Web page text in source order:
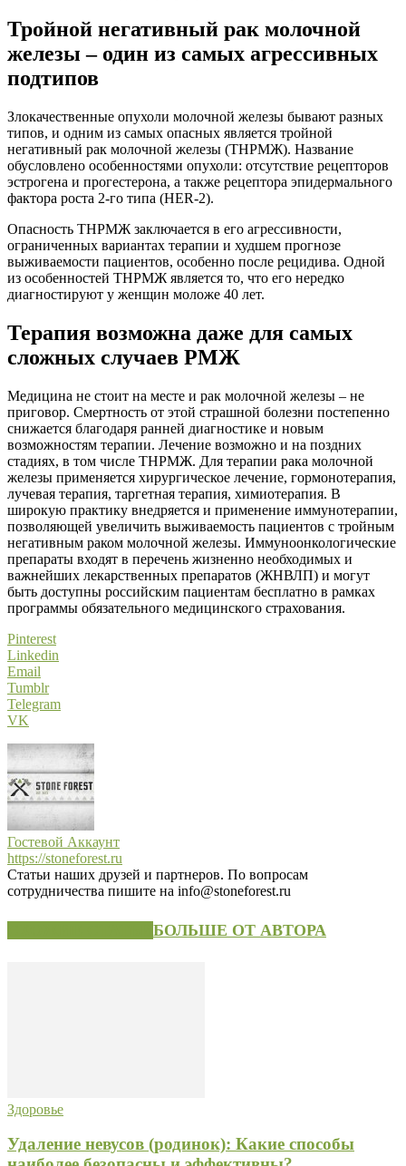
Тройной негативный рак молочной
железы – один из самых агрессивных
подтипов
Злокачественные опухоли молочной железы бывают разных
типов, и одним из самых опасных является тройной
негативный рак молочной железы (ТНРМЖ). Название
обусловлено особенностями опухоли: отсутствие рецепторов
эстрогена и прогестерона, а также рецептора эпидермального
фактора роста 2-го типа (HER-2).
Опасность ТНРМЖ заключается в его агрессивности,
ограниченных вариантах терапии и худшем прогнозе
выживаемости пациентов, особенно после рецидива. Одной
из особенностей ТНРМЖ является то, что его нередко
диагностируют у женщин моложе 40 лет.
Терапия возможна даже для самых
сложных случаев РМЖ
Медицина не стоит на месте и рак молочной железы – не
приговор. Смертность от этой страшной болезни постепенно
снижается благодаря ранней диагностике и новым
возможностям терапии. Лечение возможно и на поздних
стадиях, в том числе ТНРМЖ. Для терапии рака молочной
железы применяется хирургическое лечение, гормонотерапия,
лучевая терапия, таргетная терапия, химиотерапия. В
широкую практику внедряется и применение иммунотерапии,
позволяющей увеличить выживаемость пациентов с тройным
негативным раком молочной железы. Иммуноонкологические
препараты входят в перечень жизненно необходимых и
важнейших лекарственных препаратов (ЖНВЛП) и могут
быть доступны российским пациентам бесплатно в рамках
программы обязательного медицинского страхования.
Pinterest
Linkedin
Email
Tumblr
Telegram
VK
Гостевой Аккаунт
https://stoneforest.ru
Статьи наших друзей и партнеров. По вопросам
сотрудничества пишите на info@stoneforest.ru
БОЛЬШЕ ОТ АВТОРА
Здоровье
Удаление невусов (родинок): Какие способы